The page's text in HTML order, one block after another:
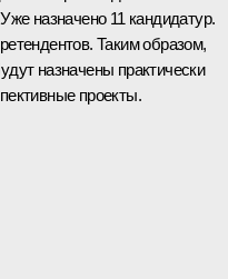
назначено 11 кандидатур.
Таким образом,
назначены практически
проекты.